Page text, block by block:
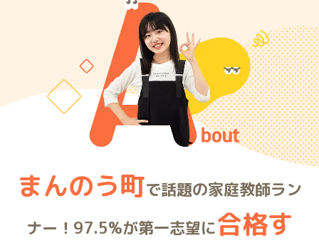
まんのう町で話題の家庭教師ラン
ナー！97.5%が第一志望に合格す